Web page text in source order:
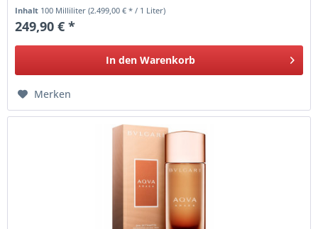
Inhalt 100 Milliliter(2.499,00 € * / 1 Liter)
249,90 € *
In den Warenkorb
Merken